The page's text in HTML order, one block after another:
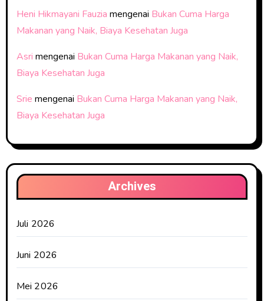
Heni Hikmayani Fauzia mengenai Bukan Cuma Harga
Makanan yang Naik, Biaya Kesehatan Juga
Asri mengenai Bukan Cuma Harga Makanan yang Naik,
Biaya Kesehatan Juga
Srie mengenai Bukan Cuma Harga Makanan yang Naik,
Biaya Kesehatan Juga
Archives
Juli 2026
Juni 2026
Mei 2026